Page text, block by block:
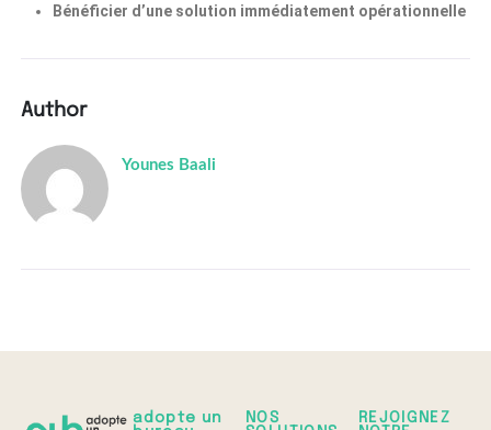
Bénéficier d’une solution immédiatement opérationnelle
Author
Younes Baali
adopte un
NOS
REJOIGNEZ